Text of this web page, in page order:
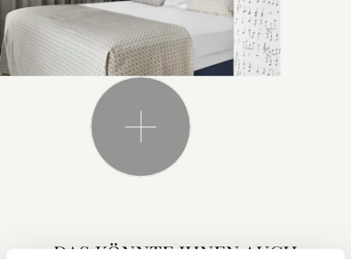
DAS KÖNNTE IHNEN AUCH